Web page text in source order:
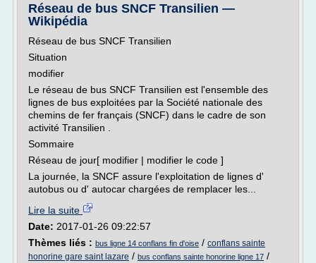
Réseau de bus SNCF Transilien —
Wikipédia
Réseau de bus SNCF Transilien
Situation
modifier
Le réseau de bus SNCF Transilien est l'ensemble des
lignes de bus exploitées par la Société nationale des
chemins de fer français (SNCF) dans le cadre de son
activité Transilien .
Sommaire
Réseau de jour[ modifier | modifier le code ]
La journée, la SNCF assure l'exploitation de lignes d'
autobus ou d' autocar chargées de remplacer les...
Lire la suite
Date: 2017-01-26 09:22:57
Thèmes liés : bus ligne 14 conflans fin d'oise / conflans sainte
honorine gare saint lazare / bus conflans sainte honorine ligne 17 /